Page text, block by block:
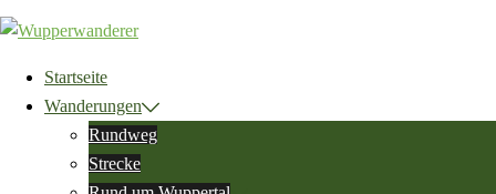
Zum
Inhalt
springenStartseite
Wanderungen
Rundweg
Strecke